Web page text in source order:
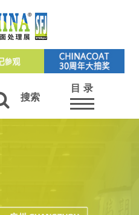
搜索
目 录